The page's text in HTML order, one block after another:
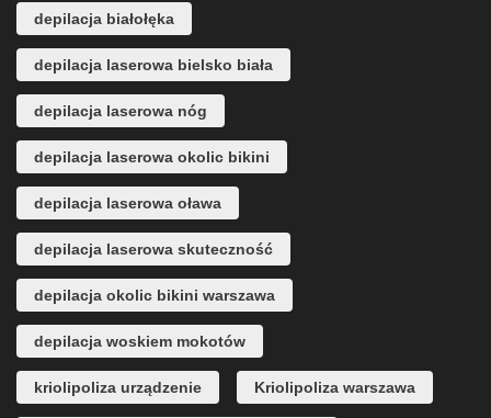
depilacja białołęka
depilacja laserowa bielsko biała
depilacja laserowa nóg
depilacja laserowa okolic bikini
depilacja laserowa oława
depilacja laserowa skuteczność
depilacja okolic bikini warszawa
depilacja woskiem mokotów
kriolipoliza urządzenie Kriolipoliza warszawa